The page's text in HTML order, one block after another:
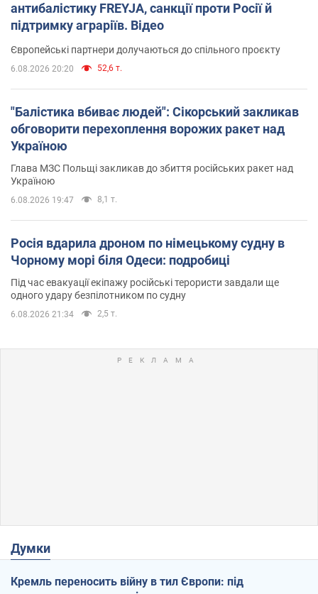
антибалістику FREYJA, санкції проти Росії й
підтримку аграріїв. Відео
Європейські партнери долучаються до спільного проєкту
6.08.2026 20:20 52,6 т.
"Балістика вбиває людей": Сікорський закликав
обговорити перехоплення ворожих ракет над
Україною
Глава МЗС Польщі закликав до збиття російських ракет над
Україною
6.08.2026 19:47 8,1 т.
Росія вдарила дроном по німецькому судну в
Чорному морі біля Одеси: подробиці
Під час евакуації екіпажу російські терористи завдали ще
одного удару безпілотником по судну
6.08.2026 21:34 2,5 т.
Думки
Кремль переносить війну в тил Європи: під